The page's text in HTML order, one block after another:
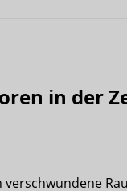
in der
verschwundene